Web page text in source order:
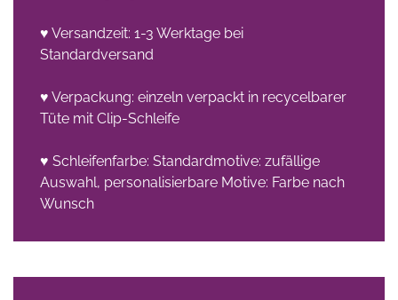
♥ Versandzeit: 1-3 Werktage bei
Standardversand
♥ Verpackung: einzeln verpackt in recycelbarer
Tüte mit Clip-Schleife
♥ Schleifenfarbe: Standardmotive: zufällige
Auswahl, personalisierbare Motive: Farbe nach
Wunsch